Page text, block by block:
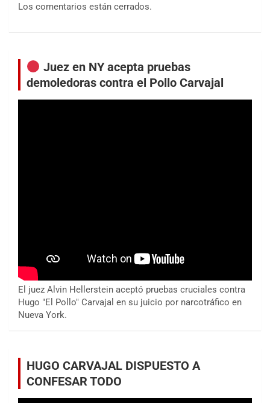
Los comentarios están cerrados.
Juez en NY acepta pruebas
demoledoras contra el Pollo Carvajal
El juez Alvin Hellerstein aceptó pruebas cruciales contra
Hugo "El Pollo" Carvajal en su juicio por narcotráfico en
Nueva York.
HUGO CARVAJAL DISPUESTO A
CONFESAR TODO